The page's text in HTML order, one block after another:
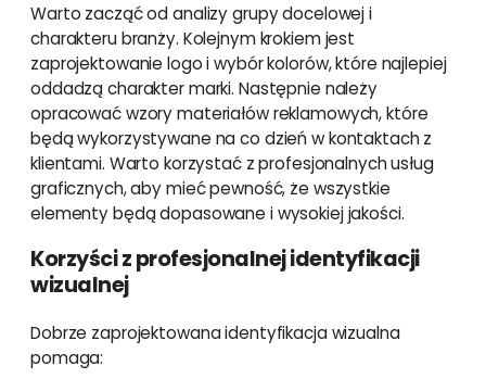
Warto zacząć od analizy grupy docelowej i
charakteru branży. Kolejnym krokiem jest
zaprojektowanie logo i wybór kolorów, które najlepiej
oddadzą charakter marki. Następnie należy
opracować wzory materiałów reklamowych, które
będą wykorzystywane na co dzień w kontaktach z
klientami. Warto korzystać z profesjonalnych usług
graficznych, aby mieć pewność, że wszystkie
elementy będą dopasowane i wysokiej jakości.
Korzyści z profesjonalnej identyfikacji
wizualnej
Dobrze zaprojektowana identyfikacja wizualna
pomaga: